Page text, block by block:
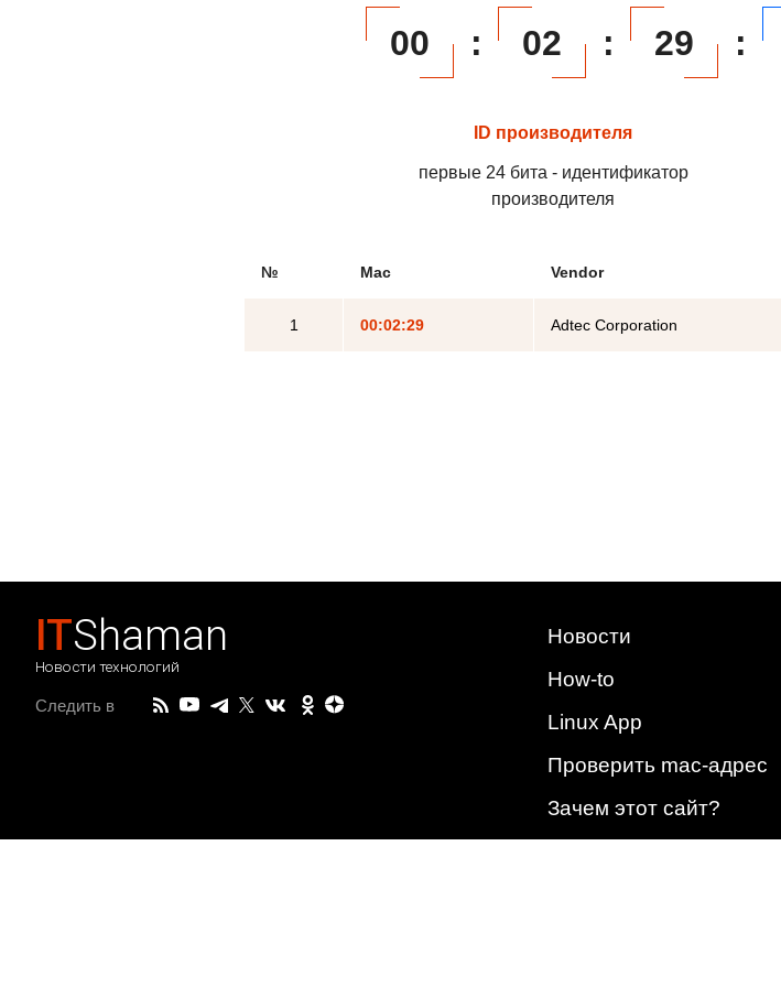
00 : 02 : 29 :
ID производителя
первые 24 бита - идентификатор
производителя
№ Mac Vendor
1 00:02:29 Adtec Corporation
ITShaman
Новости технологий
Следить в
Новости
How-to
Linux App
Проверить mac-адрес
Зачем этот сайт?